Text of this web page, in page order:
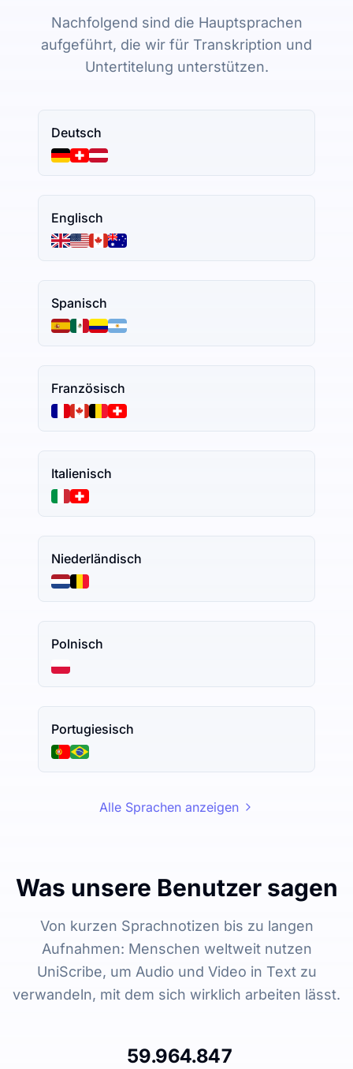
Nachfolgend sind die Hauptsprachen
aufgeführt, die wir für Transkription und
Untertitelung unterstützen.
Deutsch
Englisch
Spanisch
Französisch
Italienisch
Niederländisch
Polnisch
Portugiesisch
Alle Sprachen anzeigen
Was unsere Benutzer sagen
Von kurzen Sprachnotizen bis zu langen
Aufnahmen: Menschen weltweit nutzen
UniScribe, um Audio und Video in Text zu
verwandeln, mit dem sich wirklich arbeiten lässt.
59.964.847